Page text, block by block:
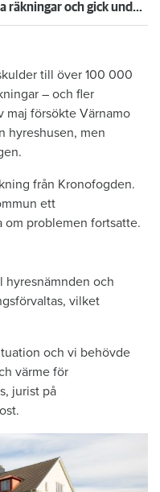
Ägaren slutade betala räkningar och gick under jorden – nu säljer Kronofogden hans hus
till över 100 000
– och fler
maj försökte Värnamo
hyreshusen, men
från Kronofogden.
ett
problemen fortsatte.
hyresnämnden och
vilket
och vi behövde
värme för
jurist på